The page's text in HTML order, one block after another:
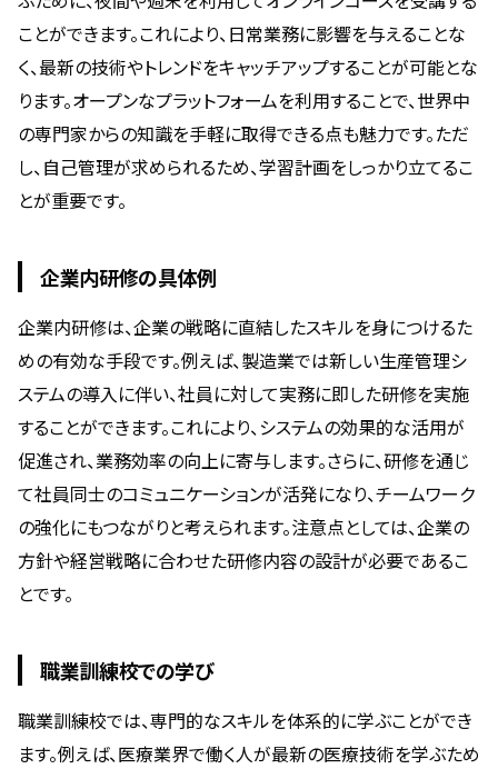
ことができます。これにより、日常業務に影響を与えることな
く、最新の技術やトレンドをキャッチアップすることが可能とな
ります。オープンなプラットフォームを利用することで、世界中
の専門家からの知識を手軽に取得できる点も魅力です。ただ
し、自己管理が求められるため、学習計画をしっかり立てるこ
とが重要です。
企業内研修の具体例
企業内研修は、企業の戦略に直結したスキルを身につけるた
めの有効な手段です。例えば、製造業では新しい生産管理シ
ステムの導入に伴い、社員に対して実務に即した研修を実施
することができます。これにより、システムの効果的な活用が
促進され、業務効率の向上に寄与します。さらに、研修を通じ
て社員同士のコミュニケーションが活発になり、チームワーク
の強化にもつながりと考えられます。注意点としては、企業の
方針や経営戦略に合わせた研修内容の設計が必要であるこ
とです。
職業訓練校での学び
職業訓練校では、専門的なスキルを体系的に学ぶことができ
ます。例えば、医療業界で働く人が最新の医療技術を学ぶため